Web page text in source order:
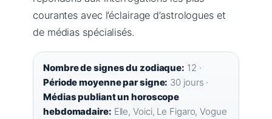
courantes avec l’éclairage d’astrologues et
de médias spécialisés.
Nombre de signes du zodiaque: 12 ·
Période moyenne par signe: 30 jours ·
Médias publiant un horoscope
hebdomadaire: Elle, Voici, Le Figaro, Vogue